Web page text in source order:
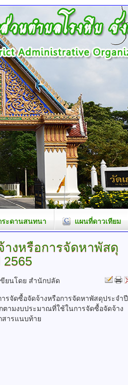
ระดานสนทนา แผนที่ดาวเทียม
างหรือการจัดหาพัสดุ
2565
ขียนโดย สำนักปลัด
รจัดซื้อจัดจ้างหรือการจัดหาพัสดุประจำปี
ตามงบประมาณที่ใช้ในการจัดซื้อจัดจ้าง
สารแนบท้าย